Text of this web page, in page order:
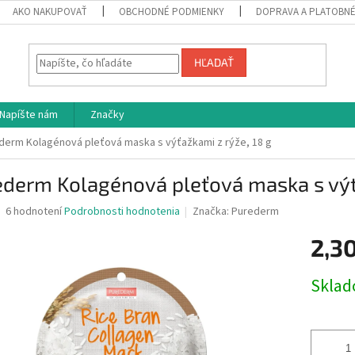
AKO NAKUPOVAŤ OBCHODNÉ PODMIENKY DOPRAVA A PLATOBNÉ
HĽADAŤ
Napíšte nám
Značky
Kolagénová pleťová maska s výťažkami z rýže, 18 g
Kolagénová pleťová maska s
Priemerné
hviezdičiek.
6 hodnoteníPodrobnosti hodnotenia Značka:Purederm
cena: